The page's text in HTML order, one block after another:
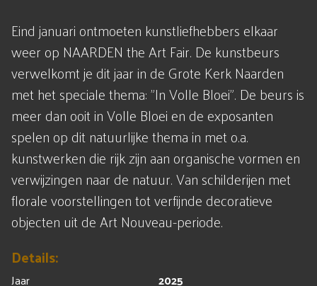
Eind januari ontmoeten kunstliefhebbers elkaar
weer op NAARDEN the Art Fair. De kunstbeurs
verwelkomt je dit jaar in de Grote Kerk Naarden
met het speciale thema: "In Volle Bloei". De beurs is
meer dan ooit in Volle Bloei en de exposanten
spelen op dit natuurlijke thema in met o.a.
kunstwerken die rijk zijn aan organische vormen en
verwijzingen naar de natuur. Van schilderijen met
florale voorstellingen tot verfijnde decoratieve
objecten uit de Art Nouveau-periode.
Details:
Jaar
2025